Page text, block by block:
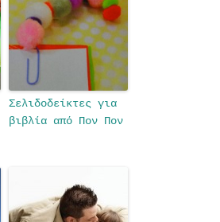
Σελιδοδείκτες για
βιβλία από Πον Πον